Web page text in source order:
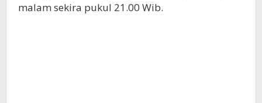
malam sekira pukul 21.00 Wib.